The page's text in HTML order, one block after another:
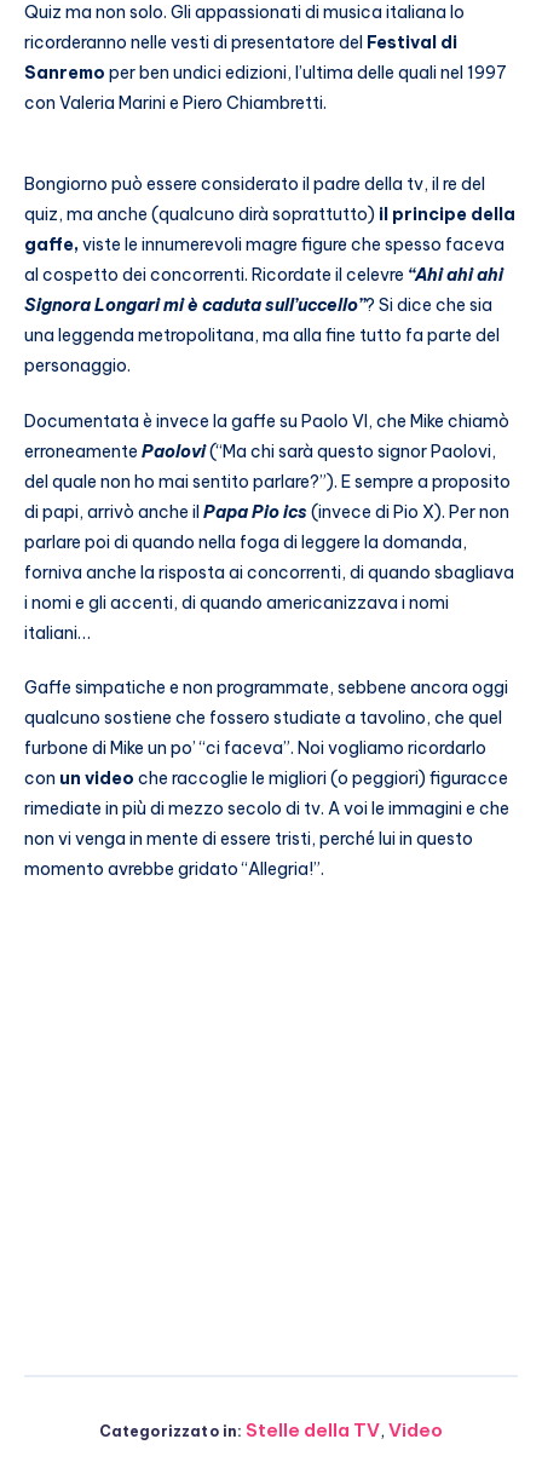
Quiz ma non solo. Gli appassionati di musica italiana lo
ricorderanno nelle vesti di presentatore del Festival di
Sanremo per ben undici edizioni, l’ultima delle quali nel 1997
con Valeria Marini e Piero Chiambretti.
Bongiorno può essere considerato il padre della tv, il re del
quiz, ma anche (qualcuno dirà soprattutto) il principe della
gaffe,viste le innumerevoli magre figure che spesso faceva
al cospetto dei concorrenti. Ricordate il celevre “Ahi ahi ahi
Signora Longari mi è caduta sull’uccello”? Si dice che sia
una leggenda metropolitana, ma alla fine tutto fa parte del
personaggio.
Documentata è invece la gaffe su Paolo VI, che Mike chiamò
erroneamente Paolovi(“Ma chi sarà questo signor Paolovi,
del quale non ho mai sentito parlare?”). E sempre a proposito
di papi, arrivò anche ilPapa Pio ics(invece di Pio X). Per non
parlare poi di quando nella foga di leggere la domanda,
forniva anche la risposta ai concorrenti, di quando sbagliava
i nomi e gli accenti, di quando americanizzava i nomi
italiani…
Gaffe simpatiche e non programmate, sebbene ancora oggi
qualcuno sostiene che fossero studiate a tavolino, che quel
furbone di Mike un po’ “ci faceva”. Noi vogliamo ricordarlo
con un video che raccoglie le migliori (o peggiori) figuracce
rimediate in più di mezzo secolo di tv. A voi le immagini e che
non vi venga in mente di essere tristi, perché lui in questo
momento avrebbe gridato “Allegria!”.
Categorizzato in: Stelle della TV,Video